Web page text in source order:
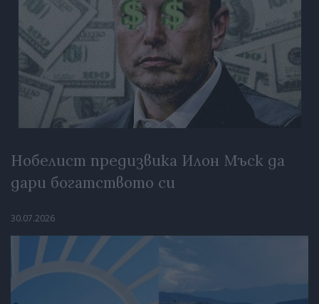
Нобелист предизвика Илон Мъск да
дари богатството си
30.07.2026